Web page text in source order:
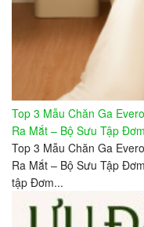
Top 3 Mẫu Chăn Ga
Ra Mắt – Bộ Sưu Tập
Top 3 Mẫu Chăn Ga
Ra Mắt – Bộ Sưu Tập
tập Đơm...